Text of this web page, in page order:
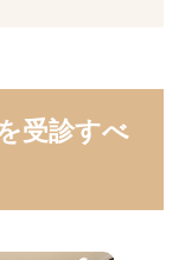
受診すべ